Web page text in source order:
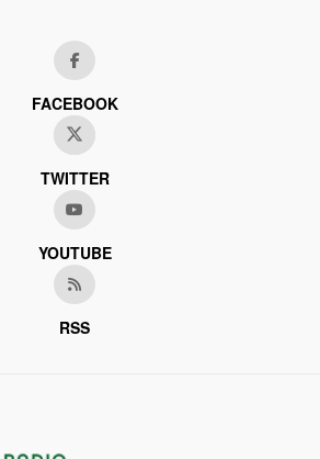
FACEBOOK
TWITTER
YOUTUBE
RSS